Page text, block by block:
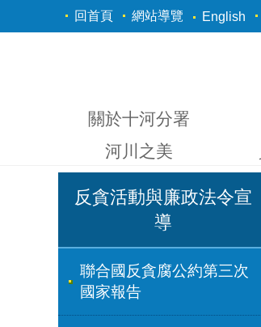
跳到主要內容區塊
回首頁 網站導覽 English
關於十河分署
河川之美
反貪活動與廉政法令宣
導
聯合國反貪腐公約第三次
國家報告